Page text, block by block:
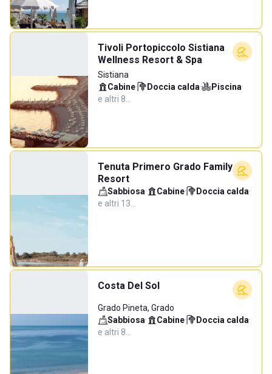
Tivoli Portopiccolo Sistiana
Wellness Resort & Spa
Sistiana
Cabine· Doccia calda· Piscina·
e altri 8…
Tenuta Primero Grado Family
Resort
Sabbiosa· Cabine· Doccia calda·
e altri 13…
Costa Del Sol
Grado Pineta, Grado
Sabbiosa· Cabine· Doccia calda·
e altri 8…